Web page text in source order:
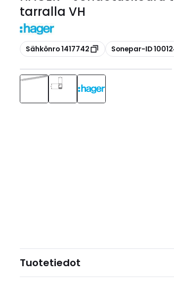
tarralla VH
Kopioi
Sähkönro 1417742 Kopioi
Sonepar-ID
Tuotetiedot